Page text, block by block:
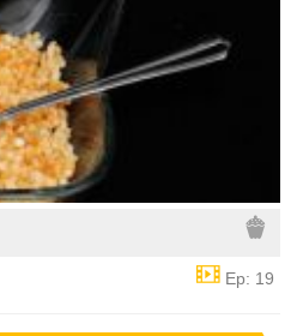
Ep: 19